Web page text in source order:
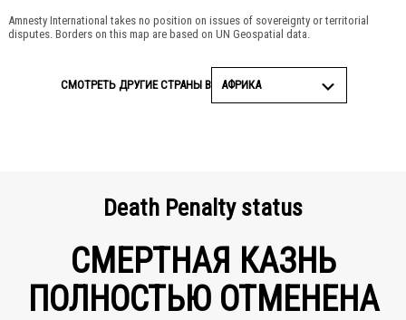
Amnesty International takes no position on issues of sovereignty or territorial
disputes. Borders on this map are based on UN Geospatial data.
СМОТРЕТЬ ДРУГИЕ СТРАНЫ В АФРИКА
Death Penalty status
СМЕРТНАЯ КАЗНЬ
ПОЛНОСТЬЮ ОТМЕНЕНА